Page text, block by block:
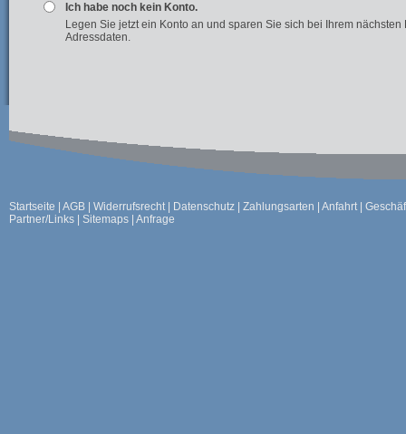
Ich habe noch kein Konto.
Legen Sie jetzt ein Konto an und sparen Sie sich bei Ihrem
Adressdaten.
Startseite AGB Widerrufsrecht| Datenschutz Zahlungsarten Anfahrt|
Partner/Links
Sitemaps Anfrage